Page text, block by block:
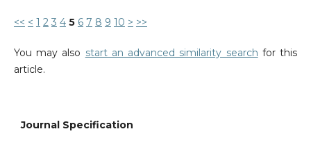
<< < 1 2 3 4 5 6 7 8 9 10 > >>
You may also start an advanced similarity search for this
article.
Journal Specification